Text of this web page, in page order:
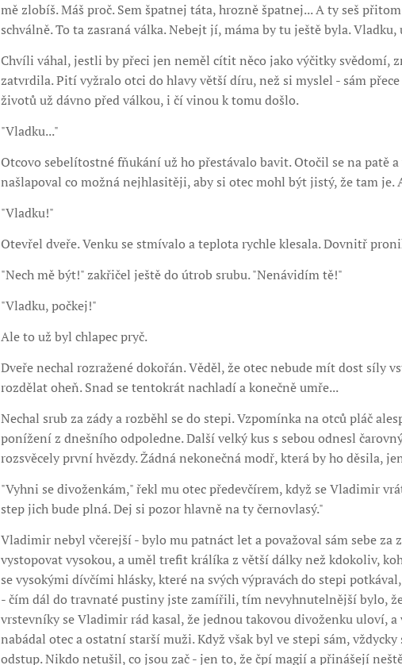
mě zlobíš. Máš proč. Sem špatnej táta, hrozně špatnej... A ty seš
schválně. To ta zasraná válka. Nebejt jí, máma by tu ještě byla. Vladku,
Chvíli váhal, jestli by přeci jen neměl cítit něco jako výčitky svědomí,
zatvrdila. Pití vyžralo otci do hlavy větší díru, než si myslel - sám
životů už dávno před válkou, i čí vinou k tomu došlo.
"Vladku..."
Otcovo sebelítostné fňukání už ho přestávalo bavit. Otočil se na patě
našlapoval co možná nejhlasitěji, aby si otec mohl být jistý, že tam je.
"Vladku!"
Otevřel dveře. Venku se stmívalo a teplota rychle klesala. Dovnitř
"Nech mě být!" zakřičel ještě do útrob srubu. "Nenávidím tě!"
"Vladku, počkej!"
Ale to už byl chlapec pryč.
Dveře nechal rozražené dokořán. Věděl, že otec nebude mít dost síly
rozdělat oheň. Snad se tentokrát nachladí a konečně umře...
Nechal srub za zády a rozběhl se do stepi. Vzpomínka na otců pláč
ponížení z dnešního odpoledne. Další velký kus s sebou odnesl
rozsvěcely první hvězdy. Žádná nekonečná modř, která by ho děsila,
"Vyhni se divoženkám," řekl mu otec předevčírem, když se Vladimir
step jich bude plná. Dej si pozor hlavně na ty černovlasý."
Vladimir nebyl včerejší - bylo mu patnáct let a považoval sám sebe za
vystopovat vysokou, a uměl trefit králíka z větší dálky než kdokoliv,
se vysokými dívčími hlásky, které na svých výpravách do stepi
- čím dál do travnaté pustiny jste zamířili, tím nevyhnutelnější bylo,
vrstevníky se Vladimir rád kasal, že jednou takovou divoženku uloví,
nabádal otec a ostatní starší muži. Když však byl ve stepi sám,
odstup. Nikdo netušil, co jsou zač - jen to, že čpí magií a přinášejí